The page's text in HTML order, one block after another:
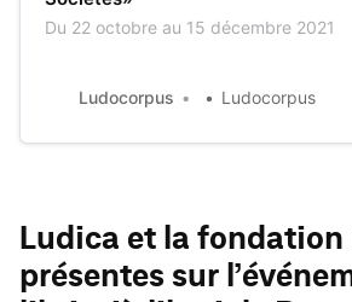
Du 22 octobre au 15 décembre 2021
Ludocorpus Ludocorpus
Ludica et la fondation
présentes sur